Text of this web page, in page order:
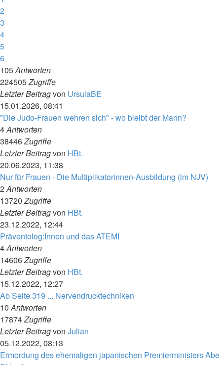
2
3
4
5
6
105Antworten
224505Zugriffe
Letzter Beitragvon UrsulaBE
15.01.2026, 08:41
"Die Judo-Frauen wehren sich" - wo bleibt der Mann?
4Antworten
38446Zugriffe
Letzter Beitragvon HBt.
20.06.2023, 11:38
Nur für Frauen - Die Multiplikatorinnen-Ausbildung (im NJV)
2Antworten
13720Zugriffe
Letzter Beitragvon HBt.
23.12.2022, 12:44
Präventolog:Innen und das ATEMI
4Antworten
14606Zugriffe
Letzter Beitragvon HBt.
15.12.2022, 12:27
Ab Seite 319 ... Nervendrucktechniken
10Antworten
17874Zugriffe
Letzter Beitragvon Julian
05.12.2022, 08:13
Ermordung des ehemaligen japanischen Premierministers Abe